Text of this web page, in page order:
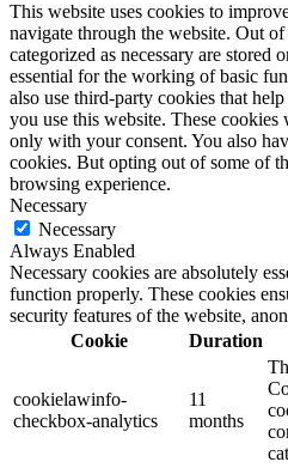
This website uses cookies to
navigate through the website. Out of
categorized as necessary are stored
essential for the working of basic
also use third-party cookies that
you use this website. These
only with your consent. You also
cookies. But opting out of some of
browsing experience.
Necessary
Necessary
Always Enabled
Necessary cookies are absolutely
function properly. These cookies
security features of the website,
Cookie
Duration
cookielawinfo-
checkbox-analytics
11
months